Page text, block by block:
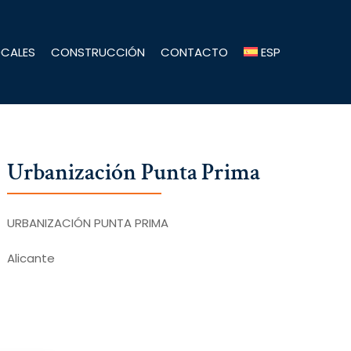
CONSTRUCCIÓN CONTACTO ESP
UrbanizaciónPuntaPrima
URBANIZACIÓN PUNTA PRIMA
Alicante